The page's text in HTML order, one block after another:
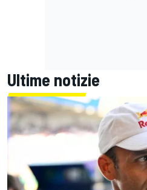
Ultime notizie